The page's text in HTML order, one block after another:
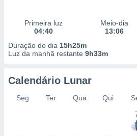
Primeira luz
04:40
Meio-dia
13:06
Duração do dia 15h25m
Luz da manhã restante 9h33m
Calendário Lunar
Seg Ter Qua Qui